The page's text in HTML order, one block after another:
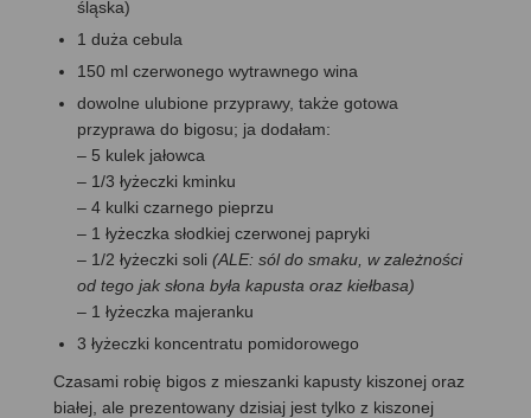
śląska)
1 duża cebula
150 ml czerwonego wytrawnego wina
dowolne ulubione przyprawy, także gotowa
przyprawa do bigosu; ja dodałam:
– 5 kulek jałowca
– 1/3 łyżeczki kminku
– 4 kulki czarnego pieprzu
– 1 łyżeczka słodkiej czerwonej papryki
– 1/2 łyżeczki soli (ALE: sól do smaku, w zależności
od tego jak słona była kapusta oraz kiełbasa)
– 1 łyżeczka majeranku
3 łyżeczki koncentratu pomidorowego
Czasami robię bigos z mieszanki kapusty kiszonej oraz
białej, ale prezentowany dzisiaj jest tylko z kiszonej